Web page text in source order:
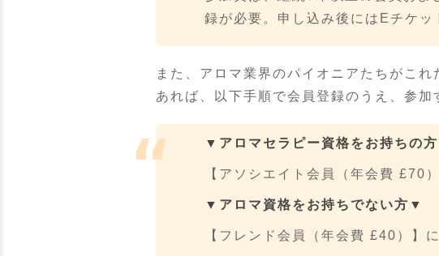
録が必要。申し込み後にはEチケッ
また、アロマ業界のパイオニアたちがこ
あれば、以下手順で会員登録のうえ、参加
▼アロマセラピー資格をお持ちの
【アソシエイト会員（年会費 £70
▼アロマ資格をお持ちでない方▼
【フレンド会員（年会費 £40）】